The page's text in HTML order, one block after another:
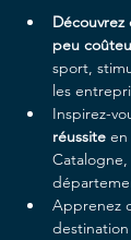
peu
sport,
les
Inspirez-
réussite en
Apprenez
destination